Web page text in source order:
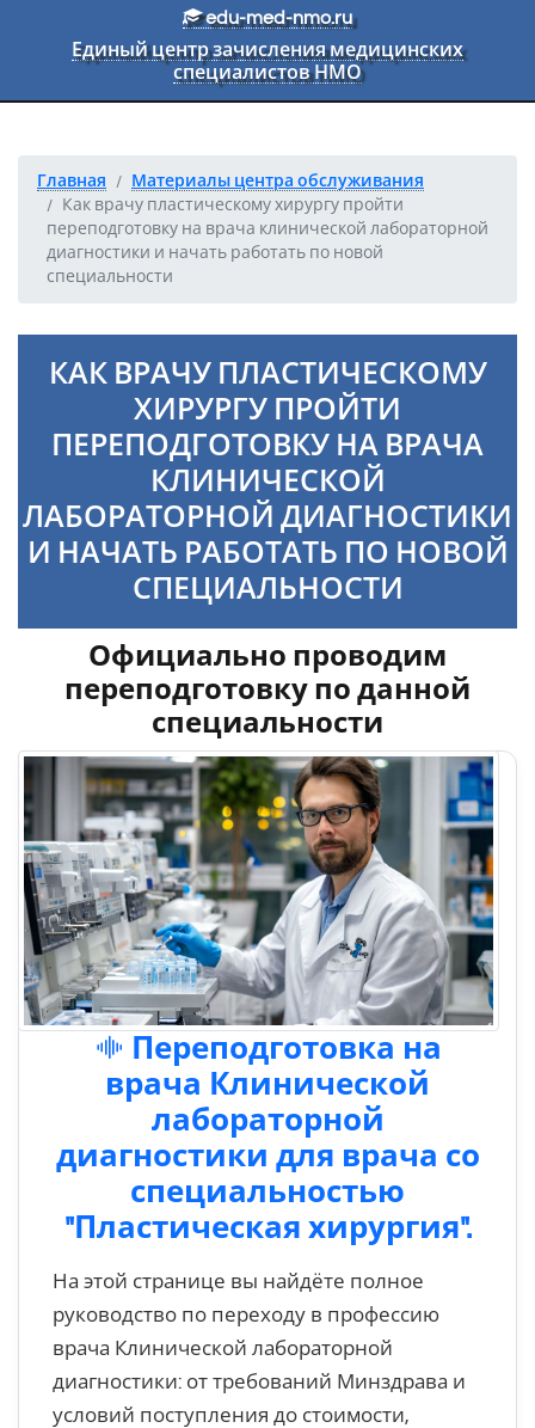
Перейти к основному текстуedu-med-nmo.ru
Единый центр зачисления медицинских
специалистов НМО
Главная
Материалы центра обслуживания
Как врачу пластическому хирургу пройти
переподготовку на врача клинической лабораторной
диагностики и начать работать по новой
специальности
КАК ВРАЧУ ПЛАСТИЧЕСКОМУ
ХИРУРГУ ПРОЙТИ
ПЕРЕПОДГОТОВКУ НА ВРАЧА
КЛИНИЧЕСКОЙ
ЛАБОРАТОРНОЙ ДИАГНОСТИКИ
И НАЧАТЬ РАБОТАТЬ ПО НОВОЙ
СПЕЦИАЛЬНОСТИ
Официально проводим
переподготовку по данной
специальности
Переподготовка на
врача Клинической
лабораторной
диагностики для врача со
специальностью
"Пластическая хирургия".
На этой странице вы найдёте полное
руководство по переходу в профессию
врача Клинической лабораторной
диагностики: от требований Минздрава и
условий поступления до стоимости,